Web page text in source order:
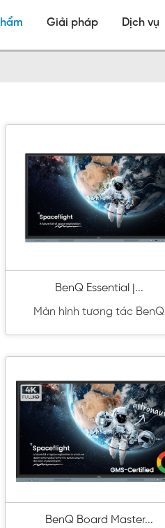
Giải pháp Dịch vụ
BenQ Essential |...
Màn hình tương tác BenQ
BenQ Board Master...